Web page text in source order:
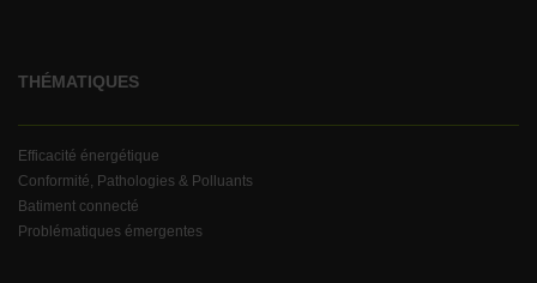
THÉMATIQUES
Efficacité énergétique
Conformité, Pathologies & Polluants
Batiment connecté
Problématiques émergentes